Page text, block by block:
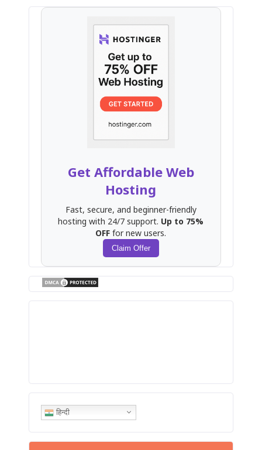
Get Affordable Web
Hosting
Fast, secure, and beginner-friendly
hosting with 24/7 support. Up to 75%
OFF for new users.
Claim Offer
हिन्दी